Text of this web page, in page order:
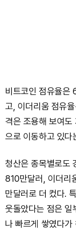
비트코인 점유율은
고, 이더리움 점유
격은 조용해 보여도
으로 이동하고 있다
청산은 종목별로도
810만달러, 이더
만달러로 더 컸다.
웃돌았다는 점은 일
나 빠르게 쌓였다가